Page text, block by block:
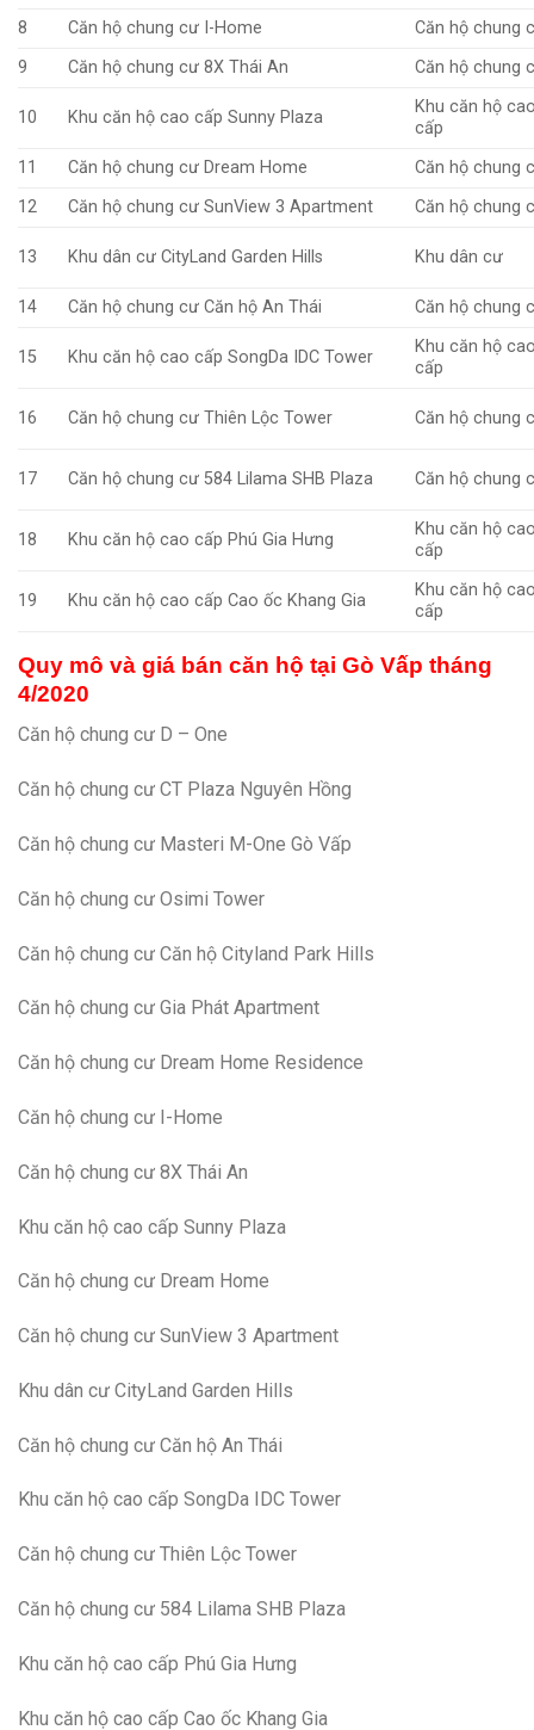
8
Căn hộ chung cư I-Home
Căn hộ chung
9
Căn hộ chung cư 8X Thái An Căn hộ chung
10 Khu căn hộ cao cấp Sunny Plaza
Khu căn hộ
cấp
11
Căn hộ chung cư Dream Home
Căn hộ chung
12
Căn hộ chung cư SunView 3 Apartment Căn hộ chung
13 Khu dân cư CityLand Garden Hills Khu dân cư
14 Căn hộ chung cư Căn hộ An Thái Căn hộ chung
15 Khu căn hộ cao cấp SongDa IDC Tower
Khu căn hộ
cấp
16 Căn hộ chung cư Thiên Lộc Tower Căn hộ chung
17 Căn hộ chung cư 584 Lilama SHB Plaza Căn hộ chung
18 Khu căn hộ cao cấp Phú Gia Hưng
Khu căn hộ
cấp
19 Khu căn hộ cao cấp Cao ốc Khang Gia
Khu căn hộ
cấp
Quy mô và giá bán căn hộ tại Gò Vấp tháng
4/2020
Căn hộ chung cư D – One
Căn hộ chung cư CT Plaza Nguyên Hồng
Căn hộ chung cư Masteri M-One Gò Vấp
Căn hộ chung cư Osimi Tower
Căn hộ chung cư Căn hộ Cityland Park Hills
Căn hộ chung cư Gia Phát Apartment
Căn hộ chung cư Dream Home Residence
Căn hộ chung cư I-Home
Căn hộ chung cư 8X Thái An
Khu căn hộ cao cấp Sunny Plaza
Căn hộ chung cư Dream Home
Căn hộ chung cư SunView 3 Apartment
Khu dân cư CityLand Garden Hills
Căn hộ chung cư Căn hộ An Thái
Khu căn hộ cao cấp SongDa IDC Tower
Căn hộ chung cư Thiên Lộc Tower
Căn hộ chung cư 584 Lilama SHB Plaza
Khu căn hộ cao cấp Phú Gia Hưng
Khu căn hộ cao cấp Cao ốc Khang Gia